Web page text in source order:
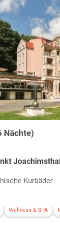
Nächte)
Kurbäder
Wellness & SPA